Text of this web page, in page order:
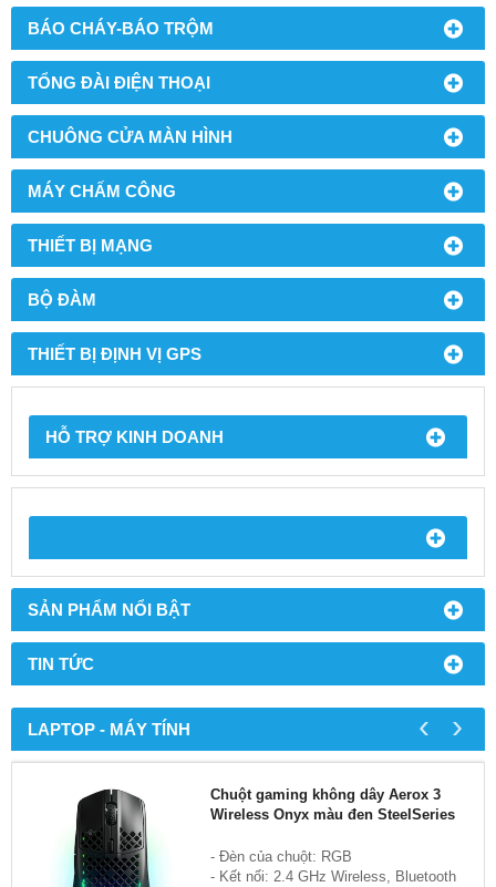
BÁO CHÁY-BÁO TRỘM
TỔNG ĐÀI ĐIỆN THOẠI
CHUÔNG CỬA MÀN HÌNH
MÁY CHẤM CÔNG
THIẾT BỊ MẠNG
BỘ ĐÀM
THIẾT BỊ ĐỊNH VỊ GPS
HỖ TRỢ KINH DOANH
SẢN PHẨM NỔI BẬT
TIN TỨC
LAPTOP - MÁY TÍNH
Chuột gaming không dây Aerox 3
Wireless Onyx màu đen SteelSeries
- Đèn của chuột: RGB
- Kết nối: 2.4 GHz Wireless, Bluetooth
‹ ›